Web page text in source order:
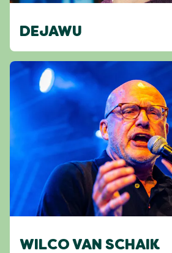
DEJAWU
WILCO VAN SCHAIK